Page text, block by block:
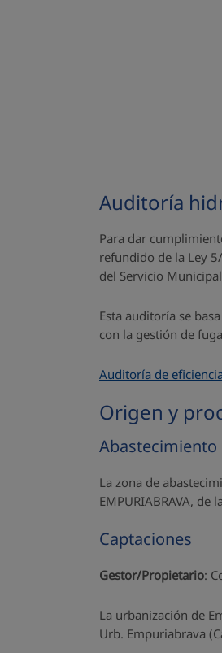
Auditoría
Para dar
refundido de la Ley
del Servicio
Esta auditoría se
con la gestión de
Auditoría de
Origen y
Abastecimiento
La zona de
EMPURIABRAVA,
Captaciones
Gestor/Propietario:
La urbanización de
Urb. Empuriabrava